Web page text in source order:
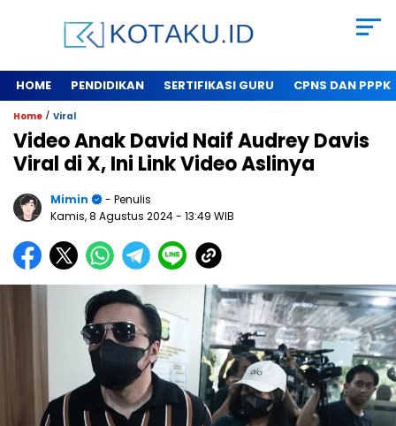
HOME PENDIDIKAN SERTIFIKASI GURU CPNS DAN PPPK
Home / Viral
Video Anak David Naif Audrey Davis
Viral di X, Ini Link Video Aslinya
Mimin
- Penulis
Kamis, 8 Agustus 2024- 13:49 WIB